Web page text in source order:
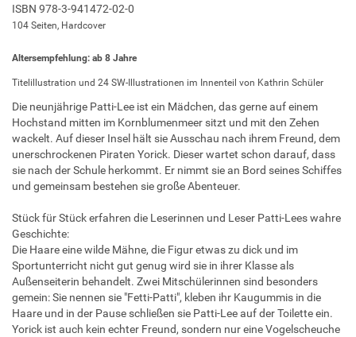
ISBN 978-3-941472-02-0
104 Seiten, Hardcover
Altersempfehlung: ab 8 Jahre
Titelillustration und 24 SW-Illustrationen im Innenteil von Kathrin Schüler
Die neunjährige Patti-Lee ist ein Mädchen, das gerne auf einem
Hochstand mitten im Kornblumenmeer sitzt und mit den Zehen
wackelt. Auf dieser Insel hält sie Ausschau nach ihrem Freund, dem
unerschrockenen Piraten Yorick. Dieser wartet schon darauf, dass
sie nach der Schule herkommt. Er nimmt sie an Bord seines Schiffes
und gemeinsam bestehen sie große Abenteuer.
Stück für Stück erfahren die Leserinnen und Leser Patti-Lees wahre
Geschichte:
Die Haare eine wilde Mähne, die Figur etwas zu dick und im
Sportunterricht nicht gut genug wird sie in ihrer Klasse als
Außenseiterin behandelt. Zwei Mitschülerinnen sind besonders
gemein: Sie nennen sie "Fetti-Patti", kleben ihr Kaugummis in die
Haare und in der Pause schließen sie Patti-Lee auf der Toilette ein.
Yorick ist auch kein echter Freund, sondern nur eine Vogelscheuche